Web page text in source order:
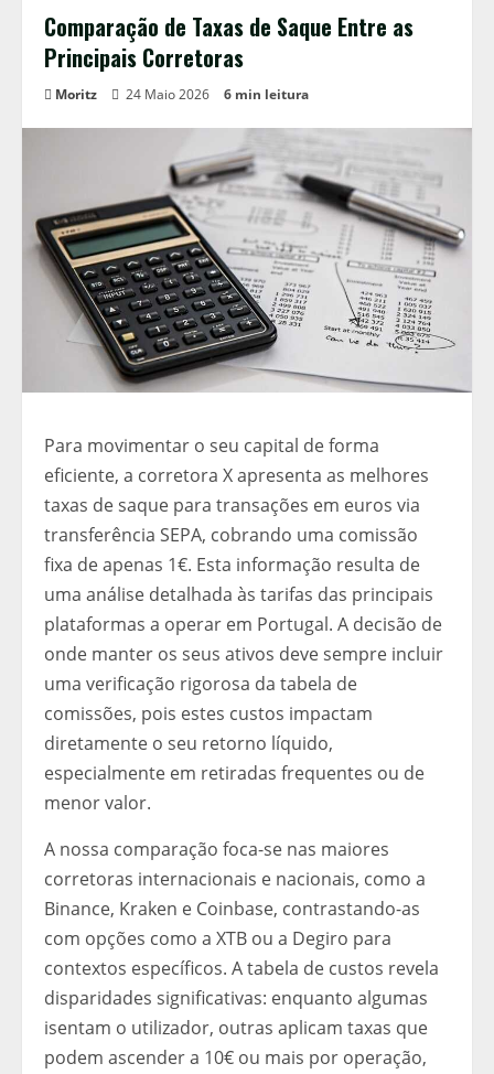
Comparação de Taxas de Saque Entre as
Principais Corretoras
Moritz 24 Maio 2026 6 min leitura
Para movimentar o seu capital de forma
eficiente, a corretora X apresenta as melhores
taxas de saque para transações em euros via
transferência SEPA, cobrando uma comissão
fixa de apenas 1€. Esta informação resulta de
uma análise detalhada às tarifas das principais
plataformas a operar em Portugal. A decisão de
onde manter os seus ativos deve sempre incluir
uma verificação rigorosa da tabela de
comissões, pois estes custos impactam
diretamente o seu retorno líquido,
especialmente em retiradas frequentes ou de
menor valor.
A nossa comparação foca-se nas maiores
corretoras internacionais e nacionais, como a
Binance, Kraken e Coinbase, contrastando-as
com opções como a XTB ou a Degiro para
contextos específicos. A tabela de custos revela
disparidades significativas: enquanto algumas
isentam o utilizador, outras aplicam taxas que
podem ascender a 10€ ou mais por operação,